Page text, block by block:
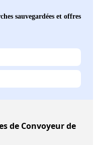
sauvegardées et offres
de Convoyeur de